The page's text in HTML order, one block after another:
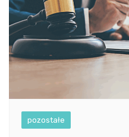
pozostałe